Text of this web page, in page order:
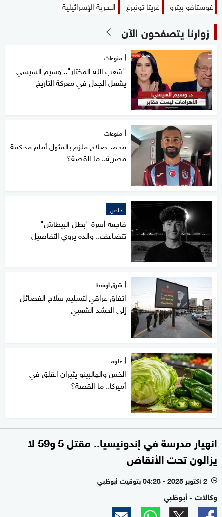
غوستافو بيترو
غريتا تونبرغ البحرية الإسرائيلية
زوارنا يتصفحون الآن
منوعات
"شعب الله المختار".. وسيم السيسي
يشعل الجدل في معركة التاريخ
منوعات
محمد صلاح ملزم بالمثول أمام محكمة
مصرية.. ما القصة؟
خاص
فاجعة أسرة "بطل البيطاش"
تتضاعف.. والده يروي التفاصيل
شرق أوسط
اتفاق عراقي لتسليم سلاح الفصائل
إلى الحشد الشعبي
علوم
الخس والهالبينو يثيران القلق في
أميركا.. ما القصة؟
انهيار مدرسة في إندونيسيا.. مقتل 5 و59 لا
يزالون تحت الأنقاض
l 2 أكتوبر 2025 - 04:28 بتوقيت أبوظبي
وكالات - أبوظبي